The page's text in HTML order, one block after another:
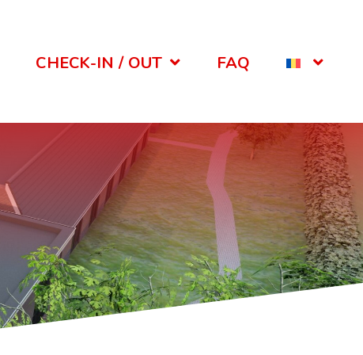
CHECK-IN / OUT FAQ